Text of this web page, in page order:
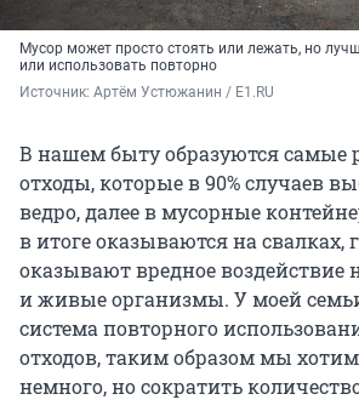
Мусор может просто стоять или лежать, но
или использовать повторно
Источник: Артём Устюжанин / E1.RU
В нашем быту образуются самые
отходы, которые в 90% случаев
ведро, далее в мусорные
в итоге оказываются на свалках,
оказывают вредное воздействие
и живые организмы. У моей
система повторного
отходов, таким образом мы
немного, но сократить